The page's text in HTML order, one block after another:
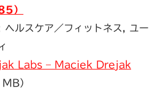
）
ヘルスケア／フィットネス, ユー
Labs – Maciek Drejak
）